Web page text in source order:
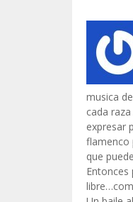
musica
cada
expresar
flamenco
que